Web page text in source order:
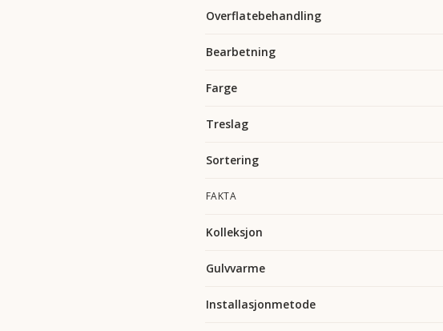
Overflatebehandling
Bearbetning
Farge
Treslag
Sortering
FAKTA
Kolleksjon
Gulvvarme
Installasjonmetode